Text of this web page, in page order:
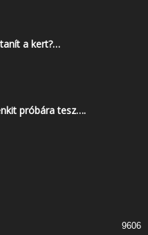
a kert?…
próbára tesz….
9606